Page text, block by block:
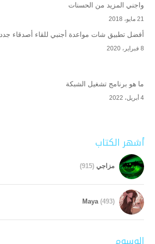
واجني المزيد من الحسنات
21 مايو، 2018
أفضل تطبيق شات مواعدة أجنبي للقاء أصدقاء جدد
8 فبراير، 2020
ما هو برنامج تشغيل الشبكة
4 أبريل، 2022
أشهر الكتاب
مزاجي (915)
Maya (493)